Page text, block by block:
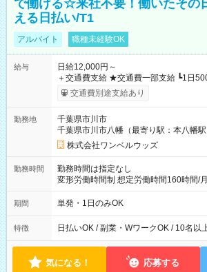
で働ける☆来社不要！働いたその
える日払い/T1
アルバイト 職種未経験OK
給与
日給12,000円～
＋交通費支給 ★交通費一部支給 ┗1日500円を超えた分は全額支
給！ ※往復500円以内の方は自己負担となります ★
（規定あり） ┗働いたその日に現金
なし
交通費別途支給あり
勤務地
千葉県市川市
千葉県市川市八幡（最寄り駅：本八幡駅
株式会社ワンベルウッズ
勤務時間
勤務時間は指定なし
変形労働時間制 想定労働時間160時間/月 【シフト例】 12：00
～22：00
期間 単発・1日のみOK
特徴 日払いOK / 副業・WワークOK / 10名以
気になる！ 応募する